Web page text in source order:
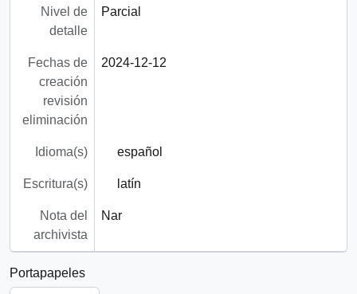
Nivel de
detalle
Parcial
Fechas de
creación
revisión
eliminación
2024-12-12
Idioma(s) español
Escritura(s) latín
Nota del
archivista
Nar
Portapapeles